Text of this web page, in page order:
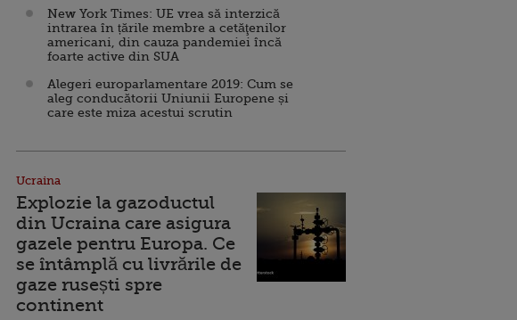
New York Times: UE vrea să interzică
intrarea în țările membre a cetăţenilor
americani, din cauza pandemiei încă
foarte active din SUA
Alegeri europarlamentare 2019: Cum se
aleg conducătorii Uniunii Europene și
care este miza acestui scrutin
Ucraina
Explozie la gazoductul
din Ucraina care asigura
gazele pentru Europa. Ce
se întâmplă cu livrările de
gaze rusești spre
continent